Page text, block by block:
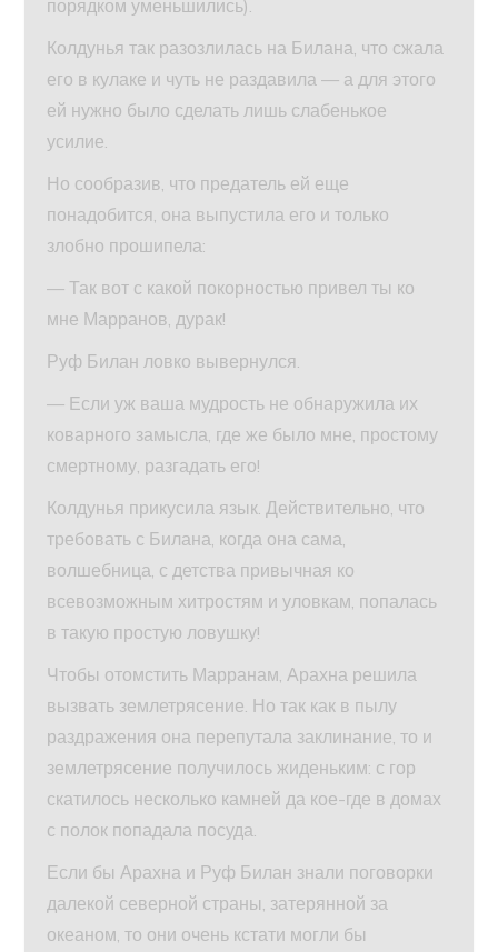
порядком уменьшились).
Колдунья так разозлилась на Билана, что сжала
его в кулаке и чуть не раздавила — а для этого
ей нужно было сделать лишь слабенькое
усилие.
Но сообразив, что предатель ей еще
понадобится, она выпустила его и только
злобно прошипела:
— Так вот с какой покорностью привел ты ко
мне Марранов, дурак!
Руф Билан ловко вывернулся.
— Если уж ваша мудрость не обнаружила их
коварного замысла, где же было мне, простому
смертному, разгадать его!
Колдунья прикусила язык. Действительно, что
требовать с Билана, когда она сама,
волшебница, с детства привычная ко
всевозможным хитростям и уловкам, попалась
в такую простую ловушку!
Чтобы отомстить Марранам, Арахна решила
вызвать землетрясение. Но так как в пылу
раздражения она перепутала заклинание, то и
землетрясение получилось жиденьким: с гор
скатилось несколько камней да кое-где в домах
с полок попадала посуда.
Если бы Арахна и Руф Билан знали поговорки
далекой северной страны, затерянной за
океаном, то они очень кстати могли бы